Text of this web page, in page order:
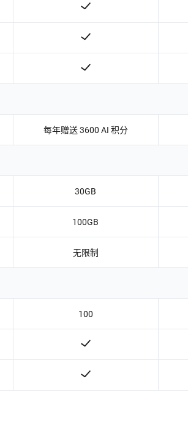
每年赠送 3600 AI 积分
30GB
100GB
无限制
100